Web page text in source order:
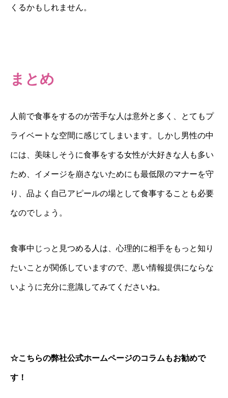
くるかもしれません。
まとめ
人前で食事をするのが苦手な人は意外と多く、とてもプ
ライベートな空間に感じてしまいます。しかし男性の中
には、美味しそうに食事をする女性が大好きな人も多い
ため、イメージを崩さないためにも最低限のマナーを守
り、品よく自己アピールの場として食事することも必要
なのでしょう。
食事中じっと見つめる人は、心理的に相手をもっと知り
たいことが関係していますので、悪い情報提供にならな
いように充分に意識してみてくださいね。
☆こちらの弊社公式ホームページのコラムもお勧めで
す！